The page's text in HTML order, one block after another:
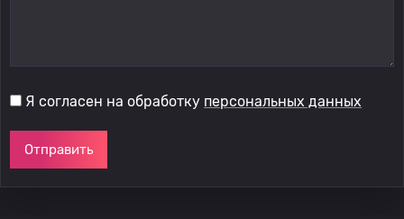
Я согласен на обработку персональных данных
Отправить